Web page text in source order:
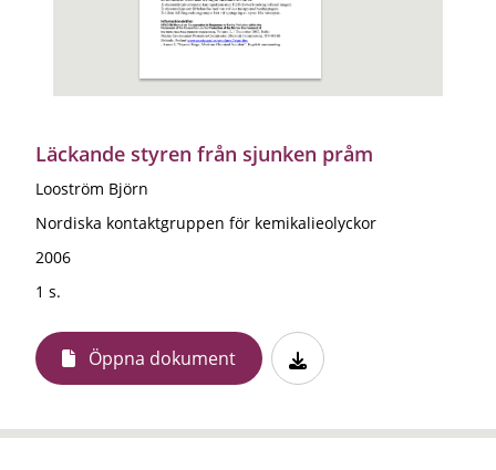
Läckande styren från sjunken pråm
Looström Björn
Nordiska kontaktgruppen för kemikalieolyckor
2006
1 s.
Öppna dokument